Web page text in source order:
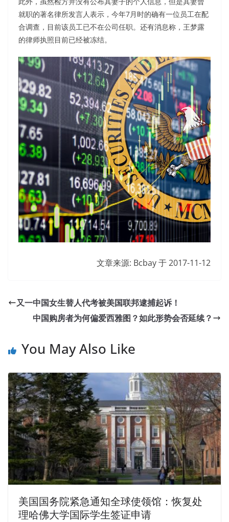
就职的著名律所发言人表示，今年7月时的确有一位员工在配
合调查，目前该员工已不在公司任职。还有消息称，王梦露
的律师执照目前已经被冻结。
文章来源: Bcbay 于2017-11-12
又一中国女生替人代考被美国联邦逮捕起诉！
中国购房者为何偏爱西雅图？如此形势会否延续？
You May Also Like
美国国务院紧急通知全球使领馆：恢复处
理哈佛大学国际学生签证申请